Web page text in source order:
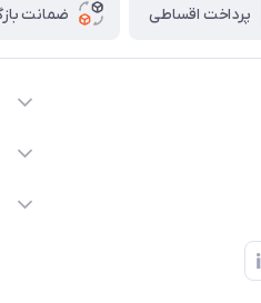
پرداخت اقساطی ضمانت